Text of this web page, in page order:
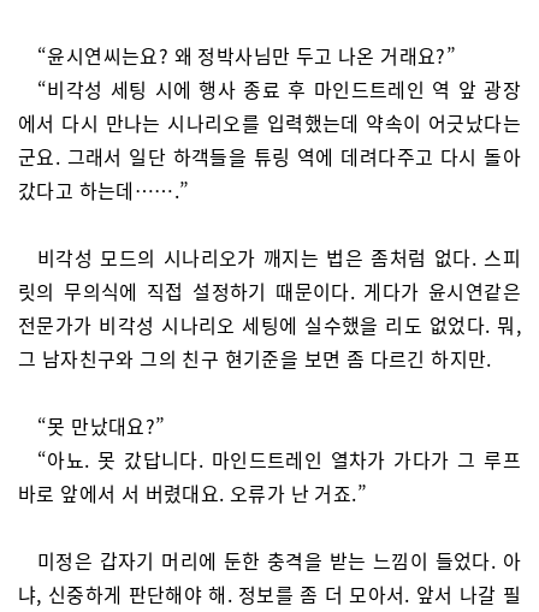
“윤시연씨는요? 왜 정박사님만 두고 나온 거래요?”
“비각성 세팅 시에 행사 종료 후 마인드트레인 역 앞 광장
에서 다시 만나는 시나리오를 입력했는데 약속이 어긋났다는
군요. 그래서 일단 하객들을 튜링 역에 데려다주고 다시 돌아
갔다고 하는데…….”
비각성 모드의 시나리오가 깨지는 법은 좀처럼 없다. 스피
릿의 무의식에 직접 설정하기 때문이다. 게다가 윤시연같은
전문가가 비각성 시나리오 세팅에 실수했을 리도 없었다. 뭐,
그 남자친구와 그의 친구 현기준을 보면 좀 다르긴 하지만.
“못 만났대요?”
“아뇨. 못 갔답니다. 마인드트레인 열차가 가다가 그 루프
바로 앞에서 서 버렸대요. 오류가 난 거죠.”
미정은 갑자기 머리에 둔한 충격을 받는 느낌이 들었다. 아
냐, 신중하게 판단해야 해. 정보를 좀 더 모아서. 앞서 나갈 필